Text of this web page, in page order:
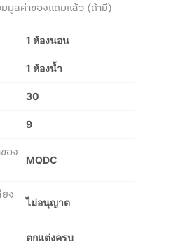
มมูลค่าของแถมแล้ว (ถ้ามี)
1 ห้องนอน
1 ห้องน้ำ
30
9
อง
MQDC
ง
ไม่อนุญาต
ตกแต่งครบ